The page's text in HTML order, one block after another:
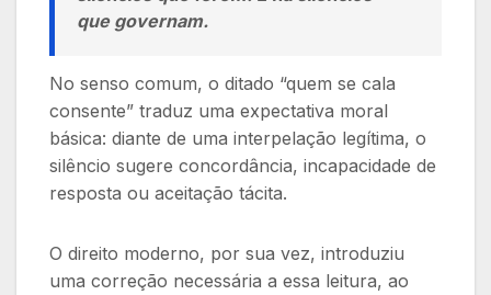
que governam.
No senso comum, o ditado “quem se cala
consente” traduz uma expectativa moral
básica: diante de uma interpelação legítima, o
silêncio sugere concordância, incapacidade de
resposta ou aceitação tácita.
O direito moderno, por sua vez, introduziu
uma correção necessária a essa leitura, ao